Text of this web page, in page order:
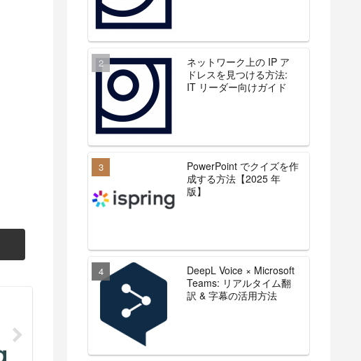
ネットワーク上の IP ア
ドレスを見つける方法:
IT リーダー向けガイド
PowerPoint でクイズを作
成する方法【2025 年
版】
DeepL Voice × Microsoft
Teams: リアルタイム翻
訳 & 字幕の活用方法